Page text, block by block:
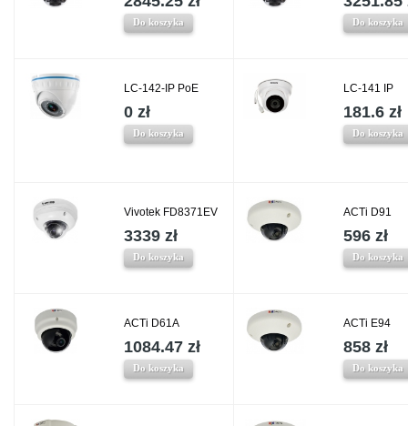
Do koszyka Do koszyka
LC-142-IP PoE
0 zł
Do koszyka
LC-141 IP
181.6 zł
Do koszyka
Vivotek FD8371EV
3339 zł
Do koszyka
ACTi D91
596 zł
Do koszyka
ACTi D61A
1084.47 zł
Do koszyka
ACTi E94
858 zł
Do koszyka